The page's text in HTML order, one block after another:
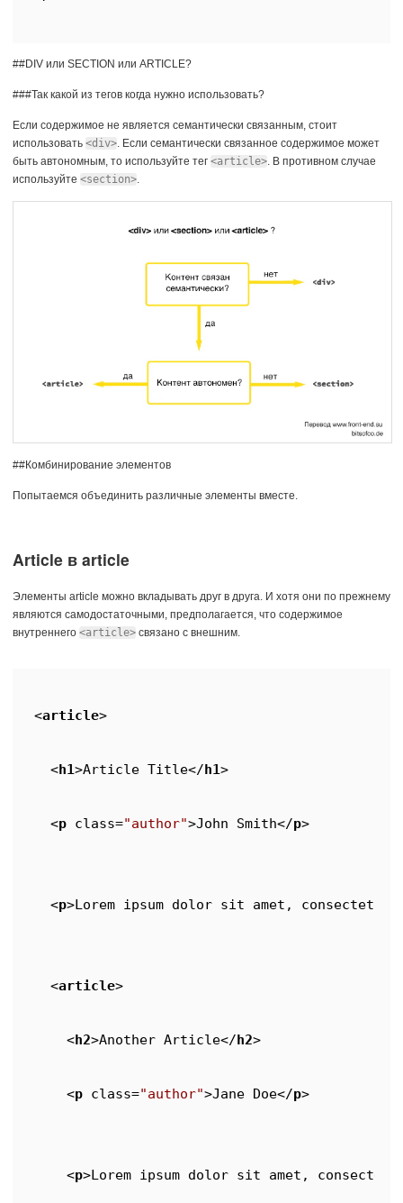
##DIV или SECTION или ARTICLE?
###Так какой из тегов когда нужно использовать?
Если содержимое не является семантически связанным, стоит
использовать <div>. Если семантически связанное содержимое может
быть автономным, то используйте тег <article>. В противном случае
используйте <section>.
##Комбинирование элементов
Попытаемся объединить различные элементы вместе.
Article в article
Элементы article можно вкладывать друг в друга. И хотя они по прежнему
являются самодостаточными, предполагается, что содержимое
внутреннего <article> связано с внешним.
<article>
<h1>Article Title</ h1>
<p class="author">John Smith</p>
<p>Lorem ipsum dolor sit amet,
<article>
<h2>Another Article</ h2>
<p class="author">Jane Doe</p>
<p>Lorem ipsum dolor sit amet,